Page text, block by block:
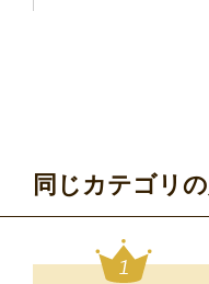
同じカテゴリ